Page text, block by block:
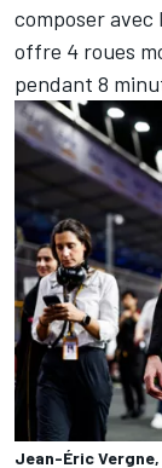
composer
offre 4 roues
pendant 8
Jean-Éric Vergne,